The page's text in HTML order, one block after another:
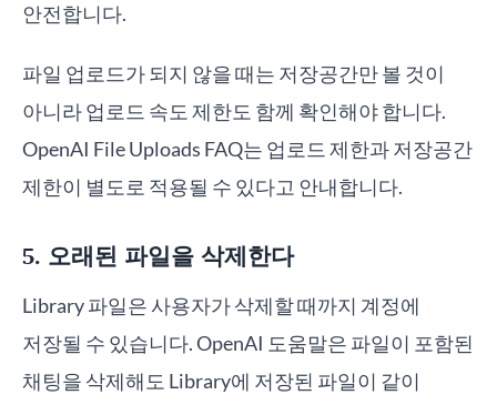
안전합니다.
파일 업로드가 되지 않을 때는 저장공간만 볼 것이
아니라 업로드 속도 제한도 함께 확인해야 합니다.
OpenAI File Uploads FAQ는 업로드 제한과 저장공간
제한이 별도로 적용될 수 있다고 안내합니다.
5. 오래된 파일을 삭제한다
Library 파일은 사용자가 삭제할 때까지 계정에
저장될 수 있습니다. OpenAI 도움말은 파일이 포함된
채팅을 삭제해도 Library에 저장된 파일이 같이